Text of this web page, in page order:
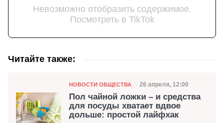
Невозможно отобразить содержимое.
Посмотреть в TikTok
Читайте также:
Категория
НОВОСТИ ОБЩЕСТВА Дата публикации
26 апреля, 12:00
Пол чайной ложки – и средства
для посуды хватает вдвое
дольше: простой лайфхак